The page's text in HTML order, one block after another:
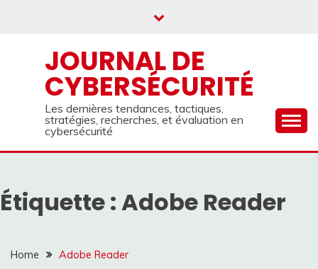
JOURNAL DE
CYBERSÉCURITÉ
Les dernières tendances, tactiques,
stratégies, recherches, et évaluation en
cybersécurité
Étiquette :Adobe Reader
Home Adobe Reader